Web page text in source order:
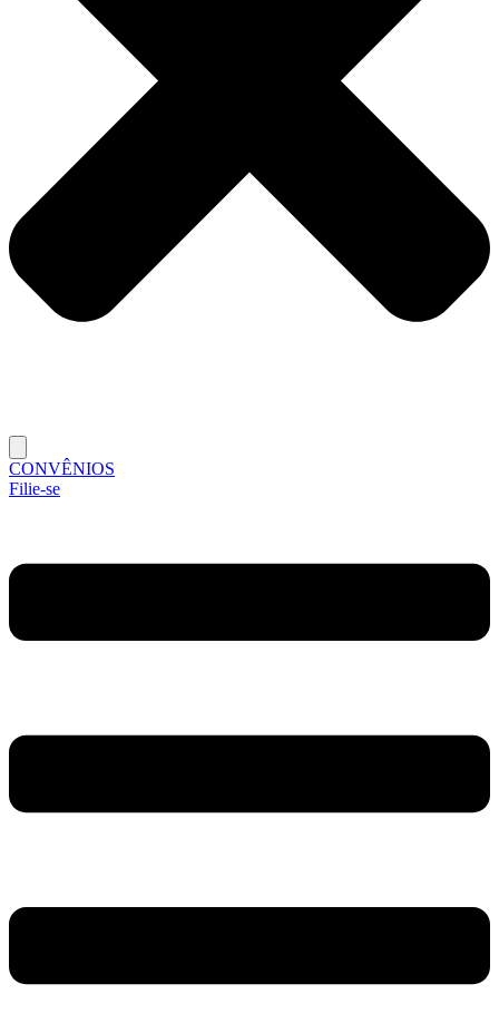
CONVÊNIOS
Filie-se